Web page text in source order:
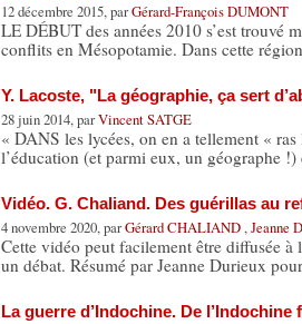
12 décembre 2015, parGérard-François DUMONT
LE DÉBUT des années 2010 s’est trouvé
conflits en Mésopotamie. Dans cette
Y. Lacoste, "La géographie, ça sert
28 juin 2014, parVincent SATGE
« DANS les lycées, on en a tellement «
l’éducation (et parmi eux, un géographe
Vidéo. G. Chaliand. Des guérillas au
4 novembre 2020, parGérard CHALIAND,Jeanne
Cette vidéo peut facilement être diffusée
un débat. Résumé par Jeanne Durieux
La guerre d’Indochine. De